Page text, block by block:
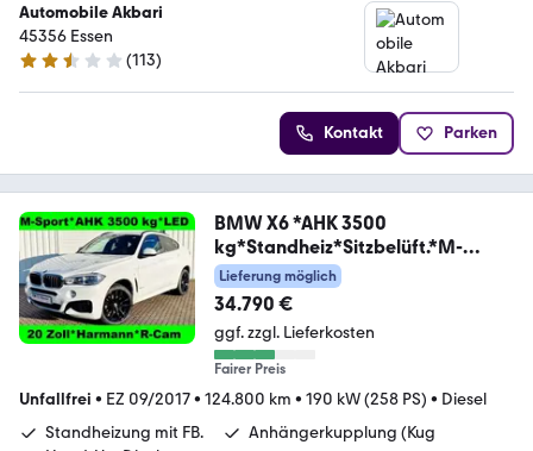
Automobile Akbari
45356 Essen
2.7 Sterne
(113)
Kontakt Parken
BMW X6 *AHK 3500
kg*Standheiz*Sitzbelüft.*M-
Sport*H
Lieferung möglich
34.790 €
ggf. zzgl. Lieferkosten
Fairer Preis
Unfallfrei • EZ 09/2017• 124.800 km • 190 kW (258 PS) • Diesel
Standheizung mit FB.
Anhängerkupplung (Kug